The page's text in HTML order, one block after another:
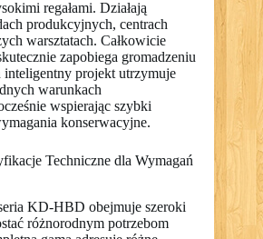
regałami. Działają
produkcyjnych, centrach
warsztatach. Całkowicie
zapobiega gromadzeniu
inteligentny projekt utrzymuje
warunkach
wspierając szybki
konserwacyjne.
Techniczne dla Wymagań
KD-HBD obejmuje szeroki
różnorodnym potrzebom